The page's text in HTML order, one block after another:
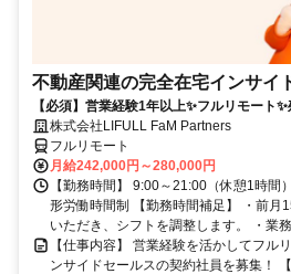
不動産関連の完全在宅インサイ
【必須】営業経験1年以上✨フルリモート
有 株式会社LIFULL FaM Partners
フルリモート
月給242,000円～280,000円
【勤務時間】 9:00～21:00（休憩1時間
形労働時間制 【勤務時間補足】 ・前月
いただき、シフトを調整します。 ・業
【仕事内容】 営業経験を活かしてフル
ンサイドセールスの契約社員を募集！